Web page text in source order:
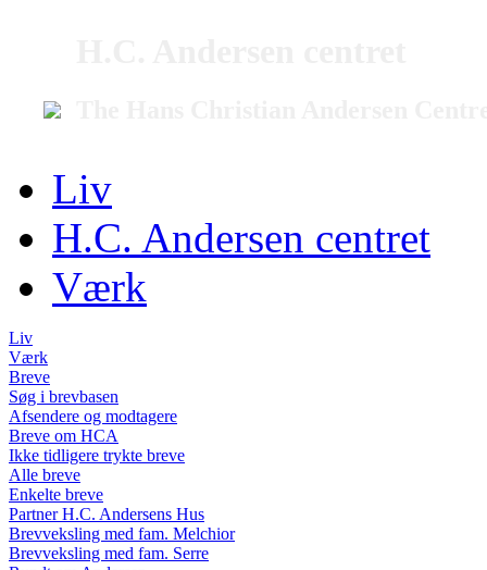
Liv
H.C. Andersen centret
Værk
Liv
Værk
Breve
Søg i brevbasen
Afsendere og modtagere
Breve om HCA
Ikke tidligere trykte breve
Alle breve
Enkelte breve
Partner H.C. Andersens Hus
Brevveksling med fam. Melchior
Brevveksling med fam. Serre